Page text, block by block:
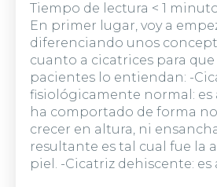
Tiempo de lectura < 1
En primer lugar, voy a
diferenciando unos
cuanto a cicatrices para
pacientes lo entiendan: -
fisiológicamente normal: es
ha comportado de forma
crecer en altura, ni
resultante es tal cual fue la
piel. -Cicatriz dehiscente: es